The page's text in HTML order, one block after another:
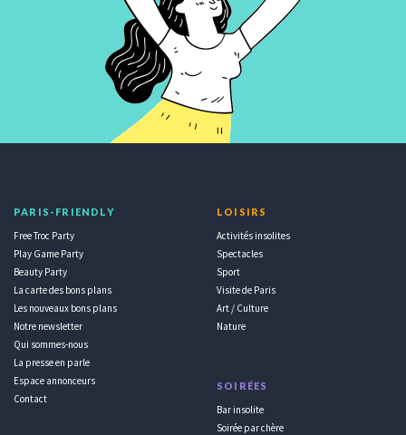
PARIS-FRIENDLY
Free Troc Party
Play Game Party
Beauty Party
La carte des bons plans
Les nouveaux bons plans
Notre newsletter
Qui sommes-nous
La presse en parle
Espace annonceurs
Contact
LOISIRS
Activités insolites
Spectacles
Sport
Visite de Paris
Art / Culture
Nature
SOIRÉES
Bar insolite
Soirée par chère